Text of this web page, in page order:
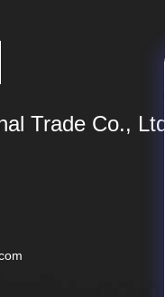
Trade Co., Ltd.